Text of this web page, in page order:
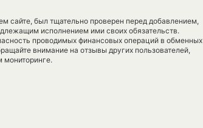
сайте, был тщательно проверен перед добавлением,
исполнением ими своих обязательств.
проводимых финансовых операций в обменных
внимание на отзывы других пользователей,
мониторинге.